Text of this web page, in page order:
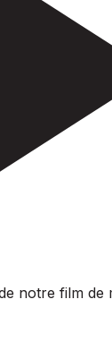
notre film de